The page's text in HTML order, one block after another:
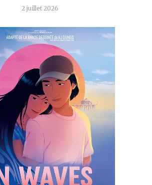
2 juillet 2026